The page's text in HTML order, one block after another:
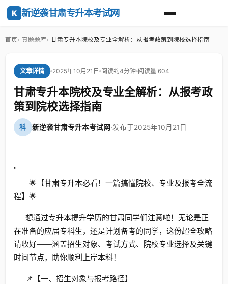
K 新逆袭甘肃专升本考试网
首页 真题题库 甘肃专升本院校及专业全解析：从报考政策到院校选择指南
文章详情 2025年10月21日 阅读约4分钟 阅读量 604
甘肃专升本院校及专业全解析：从报考政
策到院校选择指南
科 新逆袭甘肃专升本考试网·发布于2025年10月21日
"
🌟【甘肃专升本必看！一篇搞懂院校、专业及报考全流
程】🌟
想通过专升本提升学历的甘肃同学们注意啦！无论是正
在准备的应届专科生，还是计划备考的同学，这份超全攻略
请收好——涵盖招生对象、考试方式、院校专业选择及关键
时间节点，助你顺利上岸本科！
📌【一、招生对象与报考路径】